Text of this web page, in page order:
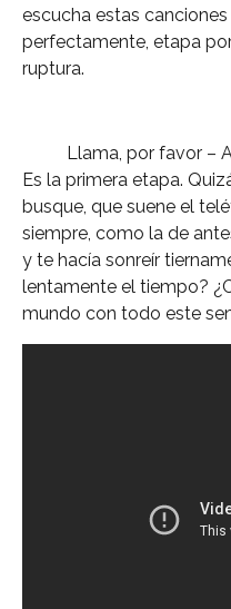
escucha estas
perfectamente, etapa
ruptura.
Llama, por favor –
Es la primera etapa.
busque, que suene el
siempre, como la de
y te hacía sonreír
lentamente el tiempo?
mundo con todo este